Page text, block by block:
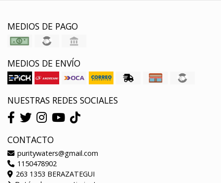
MEDIOS DE PAGO
MEDIOS DE ENVÍO
NUESTRAS REDES SOCIALES
CONTACTO
puritywaters@gmail.com
1150478902
263 1353 BERAZATEGUI